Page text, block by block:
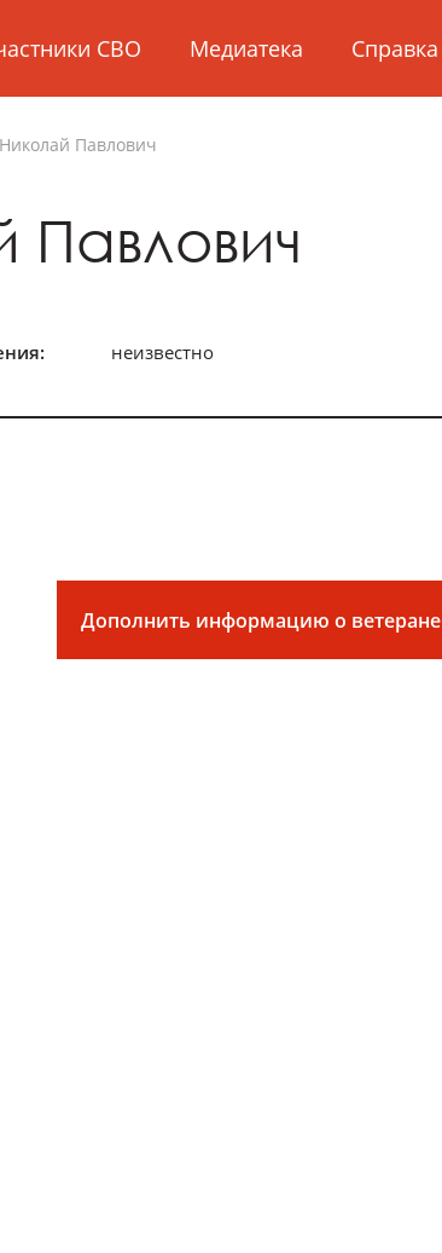
СВО Медиатека Справка
Николай Павлович
Павлович
неизвестно
Дополнить информацию о ветеране